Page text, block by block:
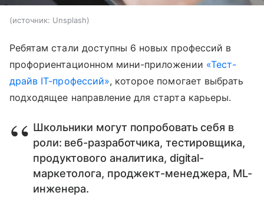
источник: Unsplash
Ребятам стали доступны 6 новых профессий в
профориентационном мини-приложении «Тест-
драйв IT-профессий», которое помогает выбрать
подходящее направление для старта карьеры.
Школьники могут попробовать себя в
роли: веб-разработчика, тестировщика,
продуктового аналитика, digital-
маркетолога, проджект-менеджера, ML-
инженера.